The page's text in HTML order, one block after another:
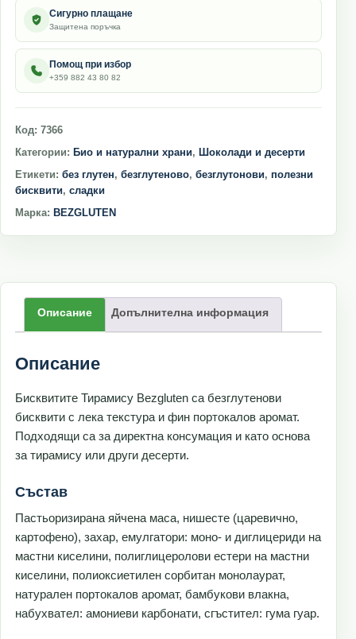
Сигурно плащане
Защитена поръчка
Помощ при избор
+359 882 43 80 82
Код: 7366
Категории: Био и натурални храни, Шоколади и десерти
Етикети: без глутен, безглутеново, безглутонови, полезни
бисквити, сладки
Марка: BEZGLUTEN
Описание Допълнителна информация
Описание
Бисквитите Тирамису Bezgluten са безглутенови
бисквити с лека текстура и фин портокалов аромат.
Подходящи са за директна консумация и като основа
за тирамису или други десерти.
Състав
Пастьоризирана яйчена маса, нишесте (царевично,
картофено), захар, емулгатори: моно- и диглицериди на
мастни киселини, полиглицеролови естери на мастни
киселини, полиоксиетилен сорбитан монолаурат,
натурален портокалов аромат, бамбукови влакна,
набухвател: амониеви карбонати, сгъстител: гума гуар.